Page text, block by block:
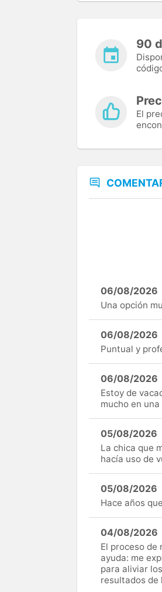
90
El
06/08/2026
Una opción
06/08/2026
Puntual y
06/08/2026
Estoy de
mucho en
05/08/2026
La chica que
hacía uso de
05/08/2026
Hace años
04/08/2026
El proceso de
ayuda: me
para aliviar
resultados de